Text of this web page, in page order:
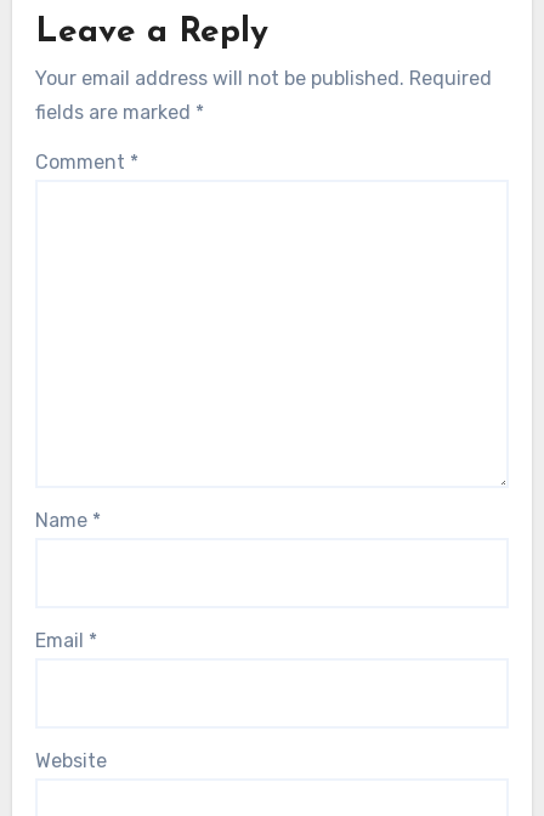
Leave a Reply
Your email address will not be published. Required
fields are marked *
Comment *
Name *
Email *
Website